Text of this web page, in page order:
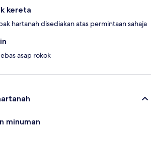
kereta
hartanah disediakan atas permintaan sahaja
asap rokok
minuman